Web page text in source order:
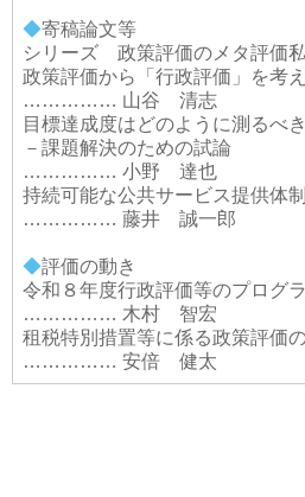
◆寄稿論文等
シリーズ 政策評価のメタ評価私
政策評価から「行政評価」を考
…………… 山谷 清志
目標達成度はどのように測るべ
－課題解決のための試論
…………… 小野 達也
持続可能な公共サービス提供体
…………… 藤井 誠一郎
◆評価の動き
令和８年度行政評価等のプログ
…………… 木村 智宏
租税特別措置等に係る政策評価
…………… 安倍 健太